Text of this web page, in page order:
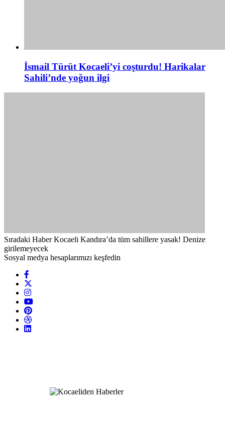
İsmail Türüt Kocaeli’yi coşturdu! Harikalar
Sahili’nde yoğun ilgi
Sıradaki Haber Kocaeli Kandıra’da tüm sahillere yasak! Denize
girilemeyecek
Sosyal medya hesaplarımızı keşfedin